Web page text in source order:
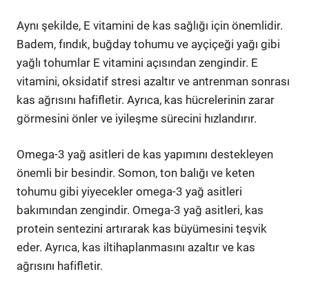
Aynı şekilde, E vitamini de kas sağlığı için önemlidir.
Badem, fındık, buğday tohumu ve ayçiçeği yağı gibi
yağlı tohumlar E vitamini açısından zengindir. E
vitamini, oksidatif stresi azaltır ve antrenman sonrası
kas ağrısını hafifletir. Ayrıca, kas hücrelerinin zarar
görmesini önler ve iyileşme sürecini hızlandırır.
Omega-3 yağ asitleri de kas yapımını destekleyen
önemli bir besindir. Somon, ton balığı ve keten
tohumu gibi yiyecekler omega-3 yağ asitleri
bakımından zengindir. Omega-3 yağ asitleri, kas
protein sentezini artırarak kas büyümesini teşvik
eder. Ayrıca, kas iltihaplanmasını azaltır ve kas
ağrısını hafifletir.